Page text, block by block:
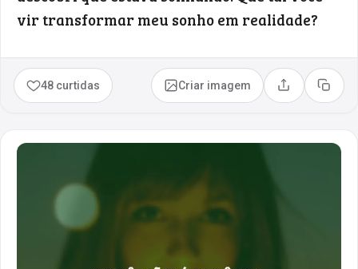
vir transformar meu sonho em realidade?
48 curtidas Criar imagem Compartilhar
Copiar